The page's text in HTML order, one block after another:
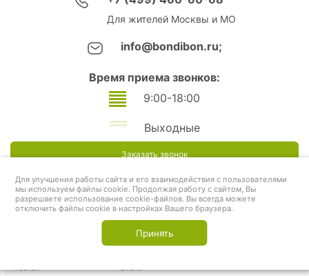
Для жителей Москвы и МО
info@bondibon.ru;
Время приема звонков:
9:00-18:00
Выходные
Заказать звонок
Для улучшения работы сайта и его взаимодействия с пользователями
мы используем файлы cookie. Продолжая работу с сайтом, Вы
разрешаете использование cookie-файлов. Вы всегда можете
отключить файлы cookie в настройках Вашего браузера.
Принять